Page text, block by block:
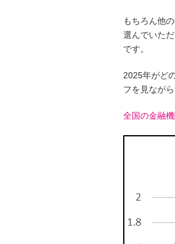
もちろん他
選んでいた
です。
2025年がど
フを見なが
全国の金融